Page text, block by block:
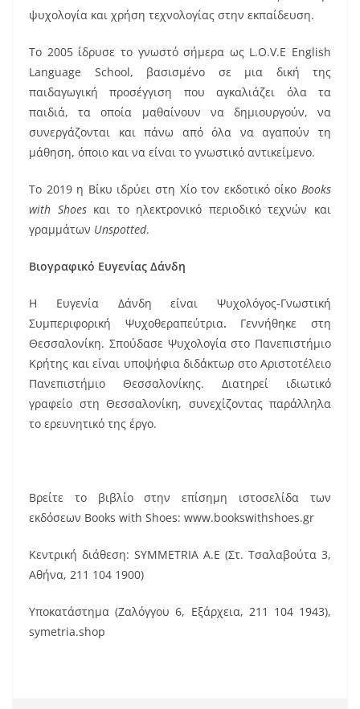
ψυχολογία και χρήση τεχνολογίας στην εκπαίδευση.
Το 2005 ίδρυσε το γνωστό σήμερα ως L.O.V.E English
Language School, βασισμένο σε μια δική της
παιδαγωγική προσέγγιση που αγκαλιάζει όλα τα
παιδιά, τα οποία μαθαίνουν να δημιουργούν, να
συνεργάζονται και πάνω από όλα να αγαπούν τη
μάθηση, όποιο και να είναι το γνωστικό αντικείμενο.
Το 2019 η Βίκυ ιδρύει στη Χίο τον εκδοτικό οίκο Books
with Shoesκαι το ηλεκτρονικό περιοδικό τεχνών και
γραμμάτων Unspotted.
Βιογραφικό Ευγενίας Δάνδη
Η Ευγενία Δάνδη είναι Ψυχολόγος-Γνωστική
Συμπεριφορική Ψυχοθεραπεύτρια. Γεννήθηκε στη
Θεσσαλονίκη. Σπούδασε Ψυχολογία στο Πανεπιστήμιο
Κρήτης και είναι υποψήφια διδάκτωρ στο Αριστοτέλειο
Πανεπιστήμιο Θεσσαλονίκης. Διατηρεί ιδιωτικό
γραφείο στη Θεσσαλονίκη, συνεχίζοντας παράλληλα
το ερευνητικό της έργο.
Βρείτε το βιβλίο στην επίσημη ιστοσελίδα των
εκδόσεων Books with Shoes: www.bookswithshoes.gr
Κεντρική διάθεση: SYMMETRIA Α.Ε (Στ. Τσαλαβούτα 3,
Αθήνα, 211 104 1900)
Υποκατάστημα (Ζαλόγγου 6, Εξάρχεια, 211 104 1943),
symetria.shop